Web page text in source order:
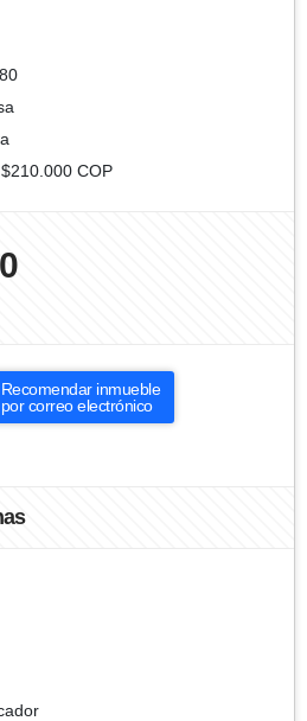
$210.000 COP
Recomendar inmueble
por correo electrónico